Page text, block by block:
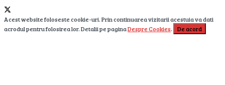
Acest website foloseste cookie-uri. Prin continuarea vizitarii acestuia va dati
acrodul pentru folosirea lor. Detalii pe paginaDespre Cookies. De acord